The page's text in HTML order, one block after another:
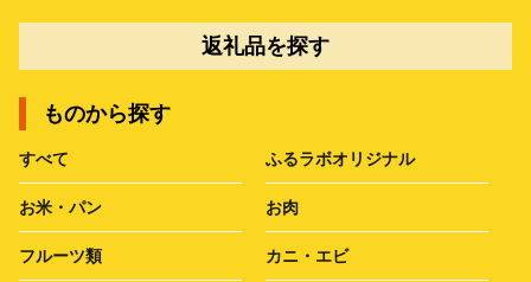
返礼品を探す
ものから探す
すべて ふるラボオリジナル
お米・パン お肉
フルーツ類 カニ・エビ